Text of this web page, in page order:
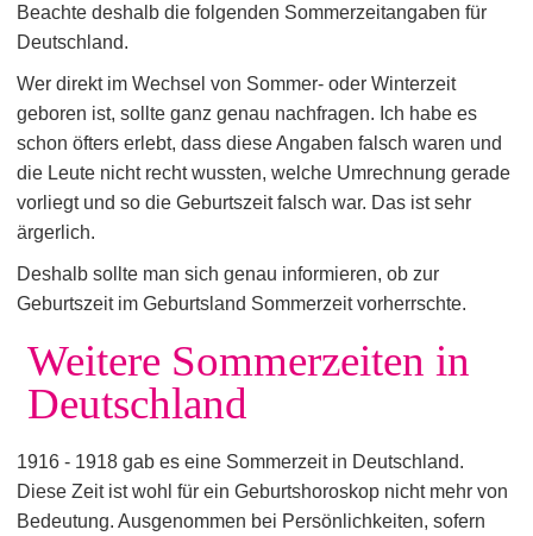
Beachte deshalb die folgenden Sommerzeitangaben für
Deutschland.
Wer direkt im Wechsel von Sommer- oder Winterzeit
geboren ist, sollte ganz genau nachfragen. Ich habe es
schon öfters erlebt, dass diese Angaben falsch waren und
die Leute nicht recht wussten, welche Umrechnung gerade
vorliegt und so die Geburtszeit falsch war. Das ist sehr
ärgerlich.
Deshalb sollte man sich genau informieren, ob zur
Geburtszeit im Geburtsland Sommerzeit vorherrschte.
Weitere Sommerzeiten in
Deutschland
1916 - 1918 gab es eine Sommerzeit in Deutschland.
Diese Zeit ist wohl für ein Geburtshoroskop nicht mehr von
Bedeutung. Ausgenommen bei Persönlichkeiten, sofern